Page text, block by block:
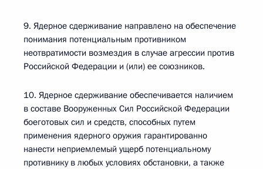
9. Ядерное сдерживание направлено на обеспечение
понимания потенциальным противником
неотвратимости возмездия в случае агрессии против
Российской Федерации и (или) ее союзников.
10. Ядерное сдерживание обеспечивается наличием
в составе Вооруженных Сил Российской Федерации
боеготовых сил и средств, способных путем
применения ядерного оружия гарантированно
нанести неприемлемый ущерб потенциальному
противнику в любых условиях обстановки, а также